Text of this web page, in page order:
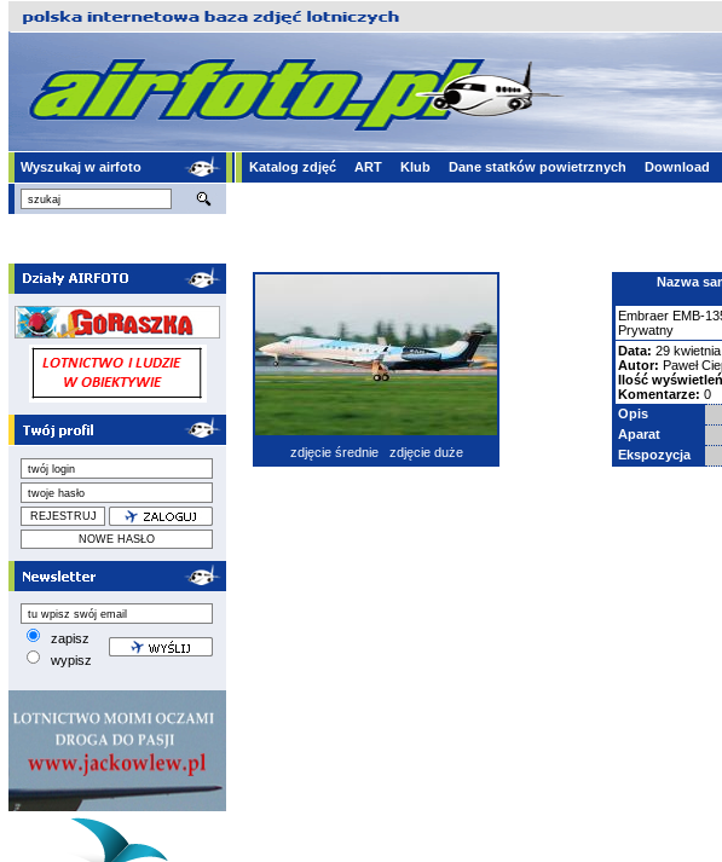
Wyszukaj w airfoto Katalog zdjęć ART Klub Dane statków powietrznych Download
zapisz
wypisz
zdjęcie średnie zdjęcie duże
Nazwa
Embraer EMB-
Prywatny
Data: 29
Autor: Paweł
Ilość
Komentarze: 0
Opis
Aparat
Ekspozycja